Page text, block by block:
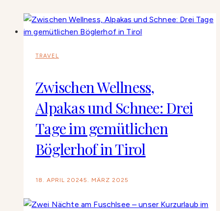
TRAVEL
Zwischen Wellness,
Alpakas und Schnee: Drei
Tage im gemütlichen
Böglerhof in Tirol
18. APRIL 20245. MÄRZ 2025